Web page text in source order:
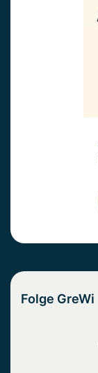
Folge GreWi